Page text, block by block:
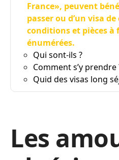
France», peuvent
passer ou d’un visa
conditions et pièces
énumérées.
Qui sont-ils ?
Comment s’y prendre
Quid des visas long
Les